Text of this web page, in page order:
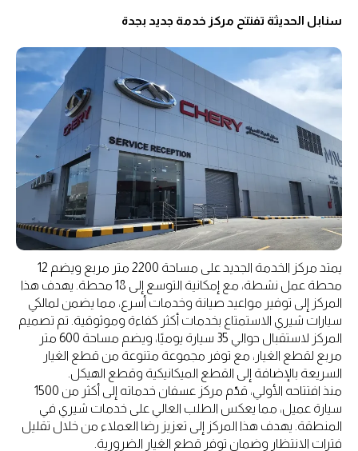
سنابل الحديثة تفتتح مركز خدمة جديد بجدة
يمتد مركز الخدمة الجديد على مساحة 2200 متر مربع ويضم 12
محطة عمل نشطة، مع إمكانية التوسع إلى 18 محطة. يهدف هذا
المركز إلى توفير مواعيد صيانة وخدمات أسرع، مما يضمن لمالكي
سيارات شيري الاستمتاع بخدمات أكثر كفاءة وموثوقية. تم تصميم
المركز لاستقبال حوالي 35 سيارة يوميًا، ويضم مساحة 600 متر
مربع لقطع الغيار، مع توفر مجموعة متنوعة من قطع الغيار
السريعة بالإضافة إلى القطع الميكانيكية وقطع الهيكل.
منذ افتتاحه الأولي، قدّم مركز عسفان خدماته إلى أكثر من 1500
سيارة عميل، مما يعكس الطلب العالي على خدمات شيري في
المنطقة. يهدف هذا المركز إلى تعزيز رضا العملاء من خلال تقليل
فترات الانتظار وضمان توفر قطع الغيار الضرورية.